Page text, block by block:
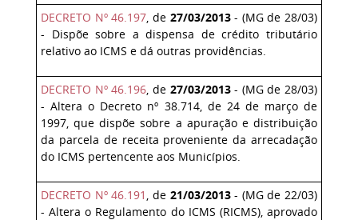
DECRETO Nº 46.197, de 27/03/2013- (MG de 28/03)
- Dispõe sobre a dispensa de crédito tributário
relativo ao ICMS e dá outras providências.
DECRETO Nº 46.196, de 27/03/2013- (MG de 28/03)
- Altera o Decreto nº 38.714, de 24 de março de
1997, que dispõe sobre a apuração e distribuição
da parcela de receita proveniente da arrecadação
do ICMS pertencente aos Municípios.
DECRETO Nº 46.191 , de 21/03/2013- (MG de 22/03)
- Altera o Regulamento do ICMS (RICMS), aprovado